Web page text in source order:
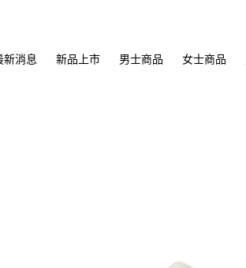
新消息 新品上市 男士商品 女士商品